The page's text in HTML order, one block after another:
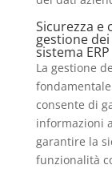
Sicurezza e
gestione
sistema ERP
La gestione
consente di
informazioni
garantire la
funzionalità